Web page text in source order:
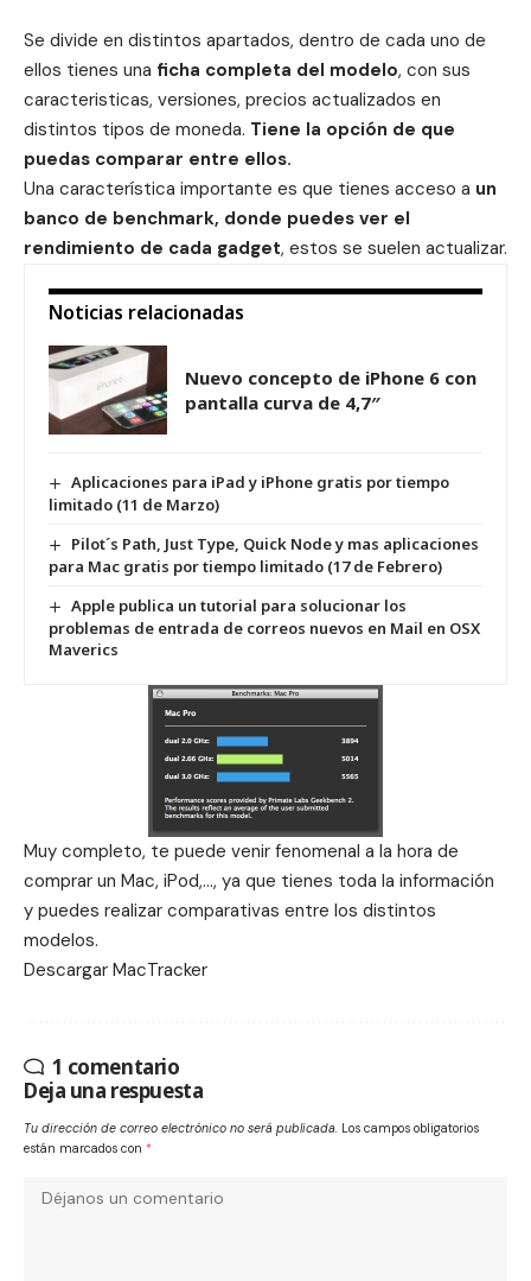
Se divide en distintos apartados, dentro de cada uno de
ellos tienes una ficha completa del modelo, con sus
caracteristicas, versiones, precios actualizados en
distintos tipos de moneda. Tiene la opción de que
puedas comparar entre ellos.
Una característica importante es que tienes acceso a un
banco de benchmark, donde puedes ver el
rendimiento de cada gadget, estos se suelen actualizar.
Noticias relacionadas
Nuevo concepto de iPhone 6 con
pantalla curva de 4,7″
Aplicaciones para iPad y iPhone gratis por tiempo
limitado (11 de Marzo)
Pilot´s Path, Just Type, Quick Node y mas aplicaciones
para Mac gratis por tiempo limitado (17 de Febrero)
Apple publica un tutorial para solucionar los
problemas de entrada de correos nuevos en Mail en OSX
Maverics
Muy completo, te puede venir fenomenal a la hora de
comprar un Mac, iPod,…, ya que tienes toda la información
y puedes realizar comparativas entre los distintos
modelos.
Descargar MacTracker
1 comentario
Deja una respuesta
Tu dirección de correo electrónico no será publicada. Los campos obligatorios
están marcados con *